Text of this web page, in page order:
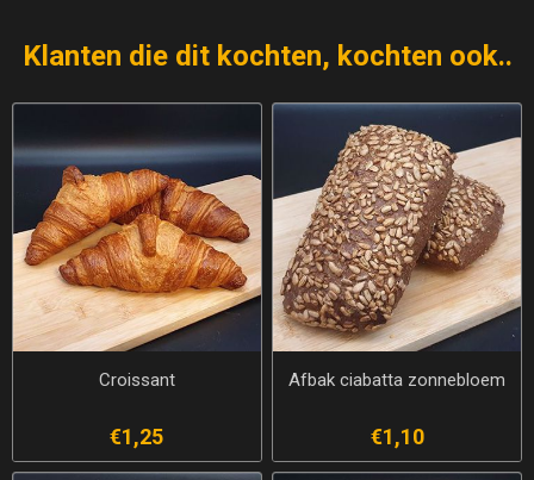
Klanten die dit kochten, kochten ook..
Croissant
€1,25
Afbak ciabatta zonnebloem
€1,10